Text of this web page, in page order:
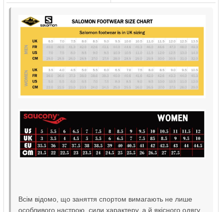
Всім відомо, що заняття спортом вимагають не лише
особливого настрою, сили характеру, а й якісного одягу,